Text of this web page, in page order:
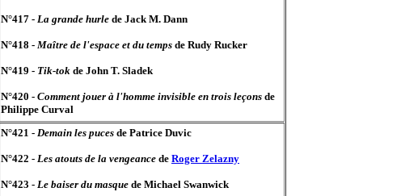
N°417 - La grande hurle de Jack M. Dann
N°418 - Maître de l'espace et du temps de Rudy Rucker
N°419 - Tik-tok de John T. Sladek
N°420 - Comment jouer à l'homme invisible en trois leçons de
Philippe Curval
N°421 - Demain les puces de Patrice Duvic
N°422 - Les atouts de la vengeance de Roger Zelazny
N°423 - Le baiser du masque de Michael Swanwick